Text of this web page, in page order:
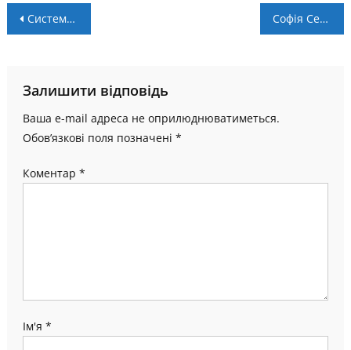
Навігація
Система ставок та особливості використання такого типу парі в букмекерських конторах Софія Семчук стала переможницею забігу в Бельгії
Залишити відповідь
Ваша e-mail адреса не оприлюднюватиметься.
Обов’язкові поля позначені *
Коментар *
Ім'я *